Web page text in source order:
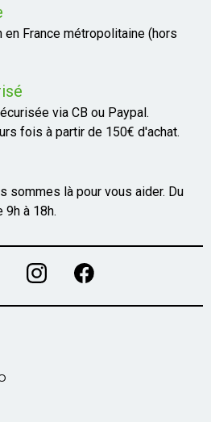
en France métropolitaine (hors
via CB ou Paypal.
fois à partir de 150€ d'achat.
sommes là pour vous aider. Du
9h à 18h.